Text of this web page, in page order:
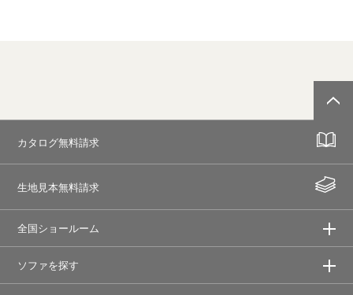
カタログ無料請求
生地見本無料請求
全国ショールーム
ソファを探す